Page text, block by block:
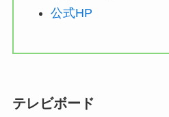
公式HP
テレビボード